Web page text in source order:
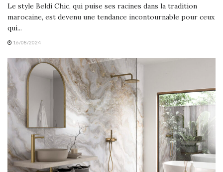
Le style Beldi Chic, qui puise ses racines dans la tradition
marocaine, est devenu une tendance incontournable pour ceux
qui...
16/08/2024